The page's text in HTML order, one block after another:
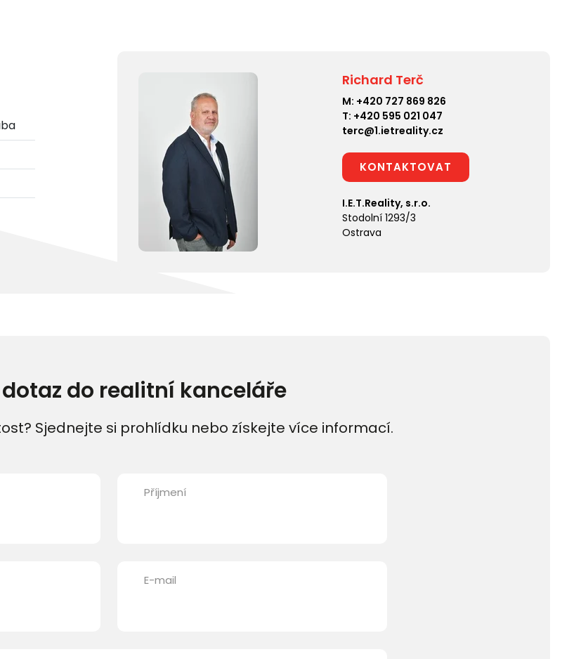
Richard Terč
M: +420 727 869 826
T: +420 595 021 047
terc@1.ietreality.cz
KONTAKTOVAT
I.E.T.Reality, s.r.o.
Stodolní 1293/3
Ostrava
do realitní kanceláře
Sjednejte si prohlídku nebo získejte více informací.
Příjmení
E-mail